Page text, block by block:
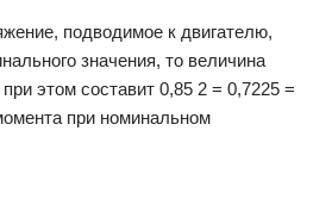
подводимое к двигателю,
значения, то величина
этом составит 0,85 2 = 0,7225 =
при номинальном